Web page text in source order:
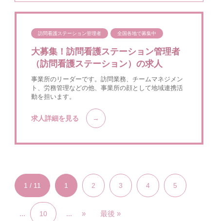
訪問看護ステーション管理者 全国各地で募集中
大募集！訪問看護ステーション管理者
（訪問看護ステーション）の求人
事業所のリーダーです。訪問業務、チームマネジメン
ト、労務管理などの他、事業所の顔として地域連携活
動を担います。
求人詳細を見る
1 / 11 1 2 3 4 5
... 10 ... » 最後 »